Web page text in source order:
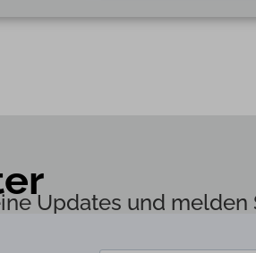
Updates und